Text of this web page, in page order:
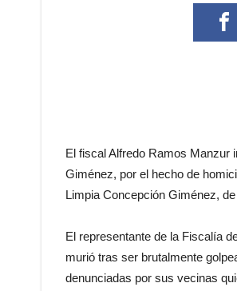
El fiscal Alfredo Ramos Manzur
Giménez, por el hecho de
Limpia Concepción Giménez,
El representante de la Fiscalía
murió tras ser brutalmente
denunciadas por sus vecinas